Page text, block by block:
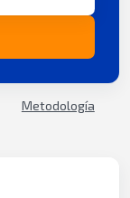
Metodología